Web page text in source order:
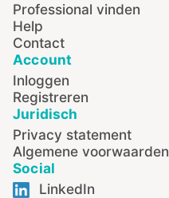
Professional vinden
Help
Contact
Account
Inloggen
Registreren
Juridisch
Privacy statement
Algemene voorwaarden
Social
LinkedIn